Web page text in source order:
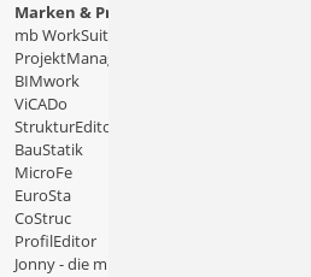
Marken & Produkte
mb WorkSuite
ProjektManager
BIMwork
ViCADo
StrukturEditor
BauStatik
MicroFe
EuroSta
CoStruc
ProfilEditor
Jonny - die mb-App